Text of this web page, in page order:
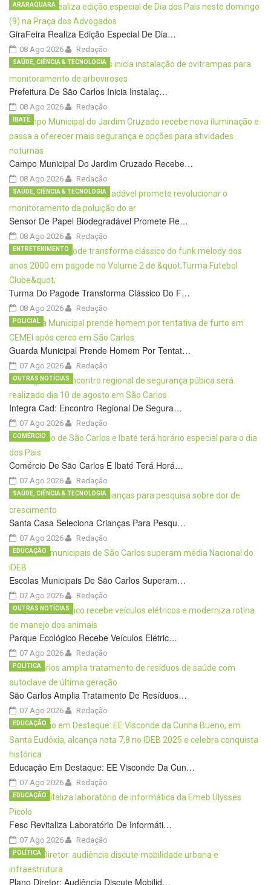
GiraFeira Realiza Edição Especial De Dia…
08 Ago 2026
ARARAQUARA
Redação
Prefeitura De São Carlos Inicia Instalaç…
08 Ago 2026
SAÚDE, CIÊNCIA & TECNOLOGIA
Redação
Campo Municipal Do Jardim Cruzado Recebe…
08 Ago 2026
IBATÉ
Redação
Sensor De Papel Biodegradável Promete Re…
08 Ago 2026
SAÚDE, CIÊNCIA & TECNOLOGIA
Redação
Turma Do Pagode Transforma Clássico Do F…
08 Ago 2026
ENTRETENIMENTO
Redação
Guarda Municipal Prende Homem Por Tentat…
07 Ago 2026
POLICIAL
Redação
Integra Cad: Encontro Regional De Segura…
07 Ago 2026
OUTRAS NOTÍCIAS
Redação
Comércio De São Carlos E Ibaté Terá Horá…
07 Ago 2026
COMÉRCIO
Redação
Santa Casa Seleciona Crianças Para Pesqu…
07 Ago 2026
SAÚDE, CIÊNCIA & TECNOLOGIA
Redação
Escolas Municipais De São Carlos Superam…
07 Ago 2026
EDUCAÇÃO
Redação
Parque Ecológico Recebe Veículos Elétric…
07 Ago 2026
OUTRAS NOTÍCIAS
Redação
São Carlos Amplia Tratamento De Resíduos…
07 Ago 2026
POLÍTICA
Redação
Educação Em Destaque: EE Visconde Da Cun…
07 Ago 2026
EDUCAÇÃO
Redação
Fesc Revitaliza Laboratório De Informáti…
07 Ago 2026
EDUCAÇÃO
Redação
Plano Diretor: Audiência Discute Mobilid…
POLÍTICA